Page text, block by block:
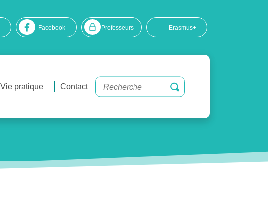
Facebook Professeurs Erasmus+
Vie pratique Contact